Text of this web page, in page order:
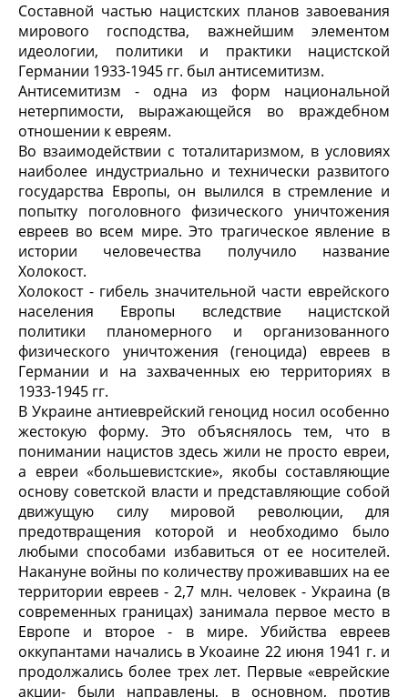
Составной частью нацистских планов завоевания
мирового господства, важнейшим элементом
идеологии, политики и практики нацистской
Германии 1933-1945 гг. был антисемитизм.
Антисемитизм - одна из форм национальной
нетерпимости, выражающейся во враждебном
отношении к евреям.
Во взаимодействии с тоталитаризмом, в условиях
наиболее индустриально и технически развитого
государства Европы, он вылился в стремление и
попытку поголовного физического уничтожения
евреев во всем мире. Это трагическое явление в
истории человечества получило название
Холокост.
Холокост - гибель значительной части еврейского
населения Европы вследствие нацистской
политики планомерного и организованного
физического уничтожения (геноцида) евреев в
Германии и на захваченных ею территориях в
1933-1945 гг.
В Украине антиеврейский геноцид носил особенно
жестокую форму. Это объяснялось тем, что в
понимании нацистов здесь жили не просто евреи,
а евреи «большевистские», якобы составляющие
основу советской власти и представляющие собой
движущую силу мировой революции, для
предотвращения которой и необходимо было
любыми способами избавиться от ее носителей.
Накануне войны по количеству проживавших на ее
территории евреев - 2,7 млн. человек - Украина (в
современных границах) занимала первое место в
Европе и второе - в мире. Убийства евреев
оккупантами начались в Укоаине 22 июня 1941 г. и
продолжались более трех лет. Первые «еврейские
акции- были направлены, в основном, против